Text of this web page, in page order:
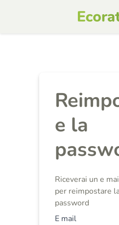
e la
Riceverai un e
per reimpostare
password
E mail